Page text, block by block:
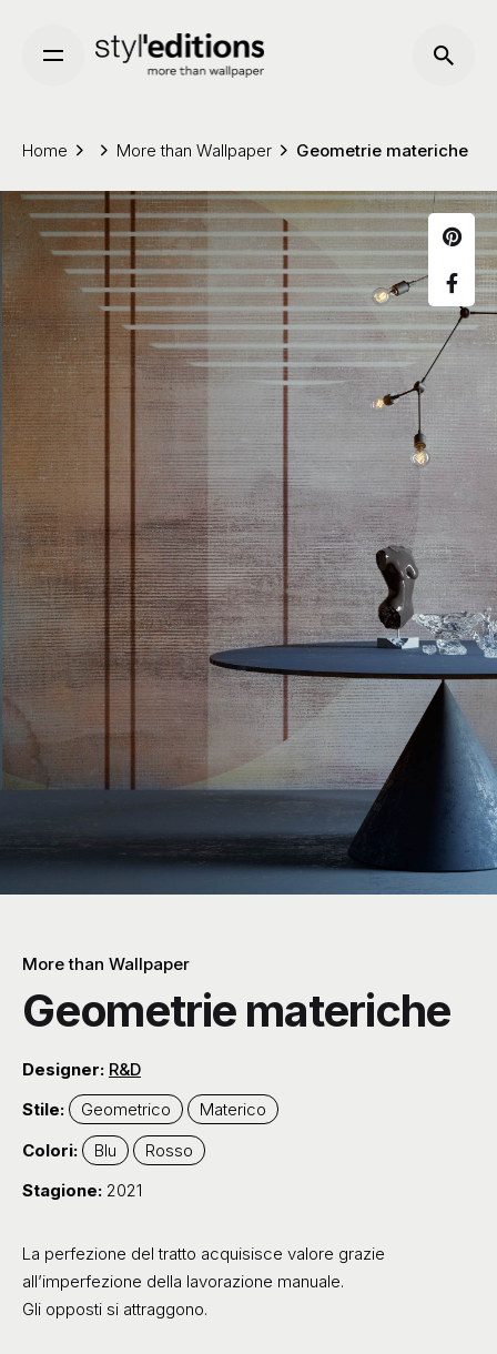
content
Home More than Wallpaper Geometrie materiche
More than Wallpaper
Geometrie materiche
Designer: R&D
Stile:
Geometrico
Materico
Colori:
Blu
Rosso
Stagione: 2021
La perfezione del tratto acquisisce valore grazie
all’imperfezione della lavorazione manuale.
Gli opposti si attraggono.